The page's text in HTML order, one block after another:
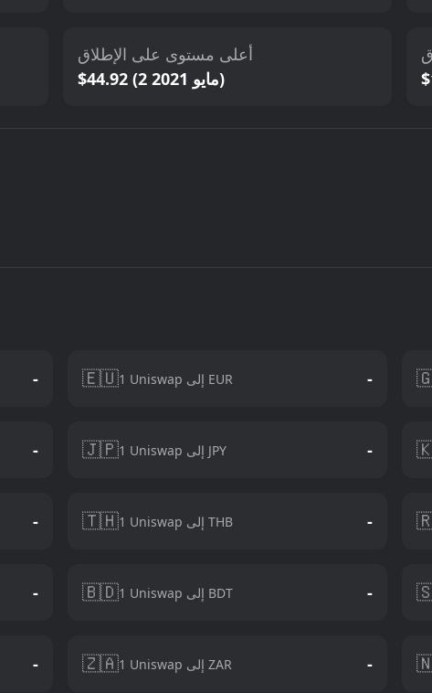
أعلى مستوى على الإطلاق
$44.92 (2 مايو 2021)
- 🇪🇺 1 Uniswap إلى EUR -
- 🇯🇵 1 Uniswap إلى JPY -
- 🇹🇭 1 Uniswap إلى THB -
- 🇧🇩 1 Uniswap إلى BDT -
- 🇿🇦 1 Uniswap إلى ZAR -